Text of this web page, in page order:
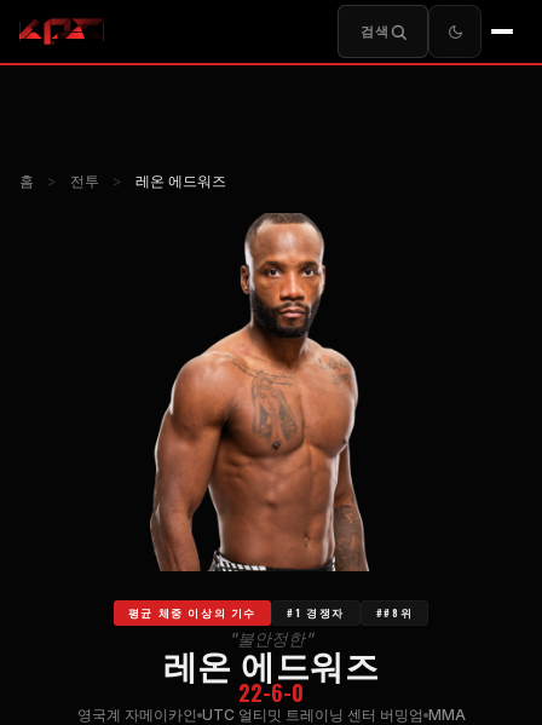
검색
홈 > 전투 > 레온 에드워즈
평균 체중 이상의 기수 #1 경쟁자 ##8위
"불안정한"
레온 에드워즈
22-6-0
영국계 자메이카인 UTC 얼티밋 트레이닝 센터 버밍엄 MMA